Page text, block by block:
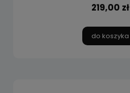
219,00 zł
do koszyka